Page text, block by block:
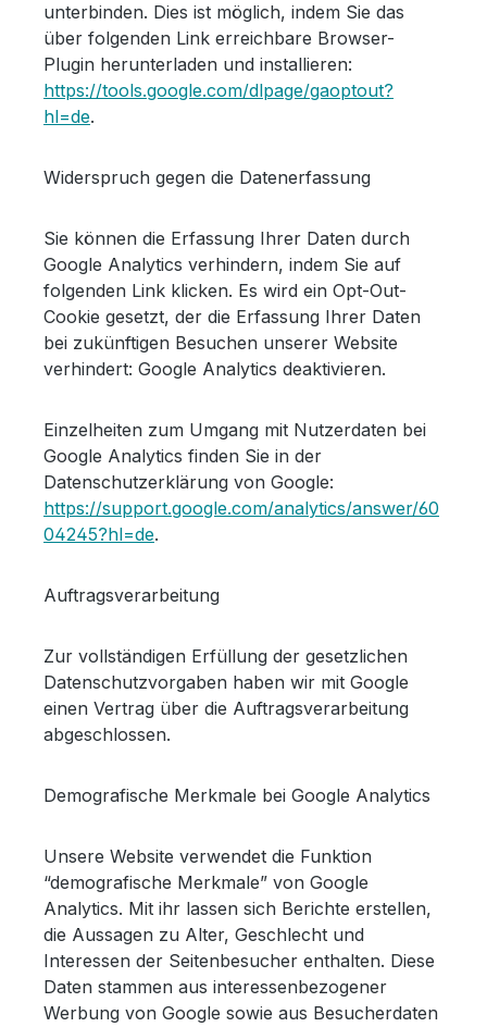
unterbinden. Dies ist möglich, indem Sie das
über folgenden Link erreichbare Browser-
Plugin herunterladen und installieren:
https://tools.google.com/dlpage/gaoptout?
hl=de.
Widerspruch gegen die Datenerfassung
Sie können die Erfassung Ihrer Daten durch
Google Analytics verhindern, indem Sie auf
folgenden Link klicken. Es wird ein Opt-Out-
Cookie gesetzt, der die Erfassung Ihrer Daten
bei zukünftigen Besuchen unserer Website
verhindert: Google Analytics deaktivieren.
Einzelheiten zum Umgang mit Nutzerdaten bei
Google Analytics finden Sie in der
Datenschutzerklärung von Google:
https://support.google.com/analytics/answer/60
04245?hl=de.
Auftragsverarbeitung
Zur vollständigen Erfüllung der gesetzlichen
Datenschutzvorgaben haben wir mit Google
einen Vertrag über die Auftragsverarbeitung
abgeschlossen.
Demografische Merkmale bei Google Analytics
Unsere Website verwendet die Funktion
“demografische Merkmale” von Google
Analytics. Mit ihr lassen sich Berichte erstellen,
die Aussagen zu Alter, Geschlecht und
Interessen der Seitenbesucher enthalten. Diese
Daten stammen aus interessenbezogener
Werbung von Google sowie aus Besucherdaten